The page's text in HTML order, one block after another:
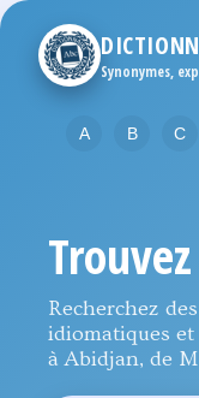
Synonymes,
A B C
Recherchez
idiomatiques et
à Abidjan, de